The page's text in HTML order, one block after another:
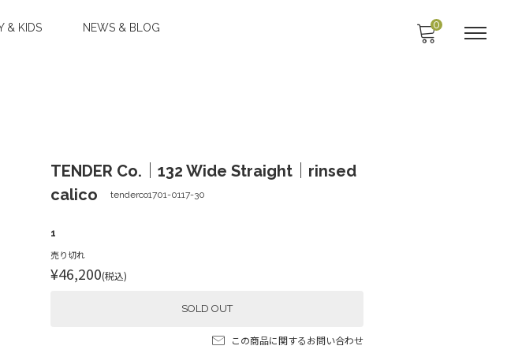
& KIDS NEWS & BLOG 0
TENDER Co.｜132 Wide Straight｜rinsed
calico
tenderco1701-0117-30
1
売り切れ
¥46,200(税込)
SOLD OUT
この商品に関するお問い合わせ